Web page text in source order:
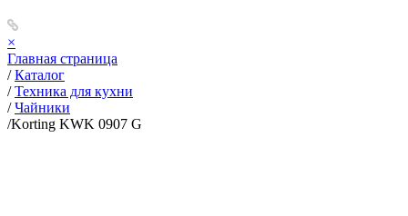
×
Главная страница
/ Каталог
/ Техника для кухни
/ Чайники
/Korting KWK 0907 G